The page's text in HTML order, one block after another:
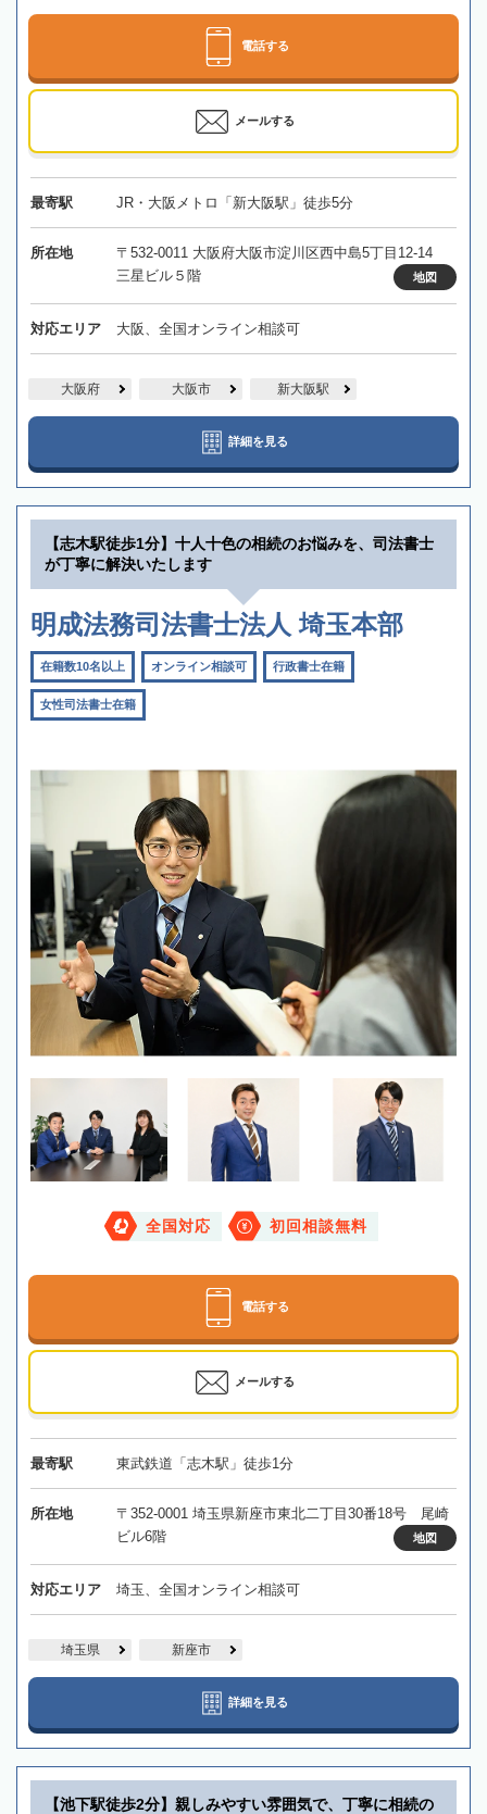
電話する
メールする
最寄駅 JR・大阪メトロ「新大阪駅」徒歩5分
所在地
〒532-0011 大阪府大阪市淀川区西中島5丁目12-14
三星ビル５階
地図
対応エリア 大阪、全国オンライン相談可
大阪府 大阪市 新大阪駅
詳細を見る
【志木駅徒歩1分】十人十色の相続のお悩みを、司法書士
が丁寧に解決いたします
明成法務司法書士法人 埼玉本部
在籍数10名以上 オンライン相談可 行政書士在籍
女性司法書士在籍
全国対応 初回相談無料
電話する
メールする
最寄駅 東武鉄道「志木駅」徒歩1分
所在地
〒352-0001 埼玉県新座市東北二丁目30番18号 尾崎
ビル6階
地図
対応エリア 埼玉、全国オンライン相談可
埼玉県 新座市
詳細を見る
【池下駅徒歩2分】親しみやすい雰囲気で、丁寧に相続の